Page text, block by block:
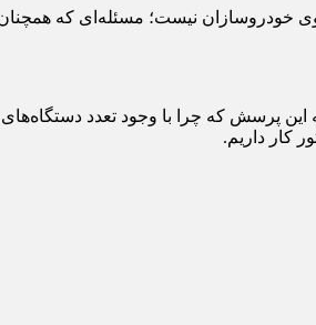
سوی خودروسازان نیست؛ مسئله‌ای که
پرسش که چرا با وجود تعدد
کار داریم.